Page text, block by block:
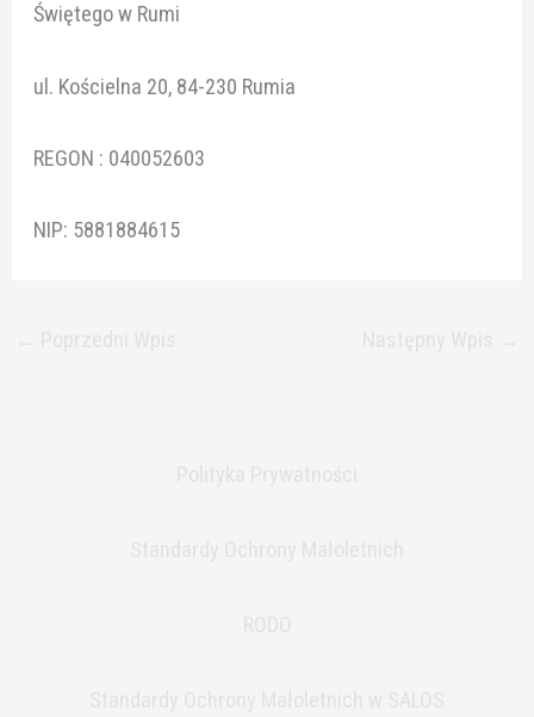
Świętego w Rumi
ul. Kościelna 20, 84-230 Rumia
REGON : 040052603
NIP: 5881884615